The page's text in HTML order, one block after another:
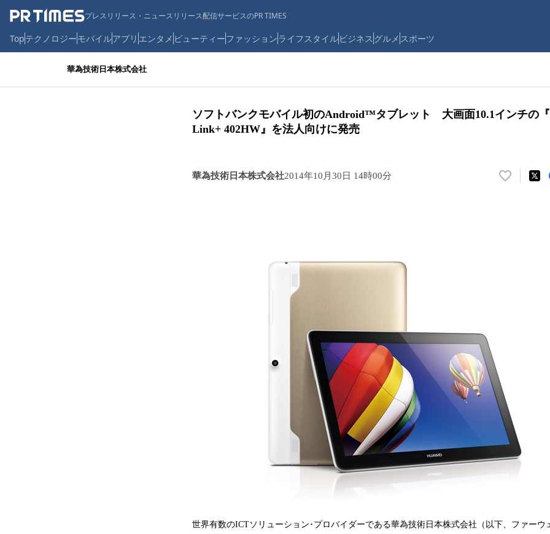
プレスリリース・ニュースリリース配信サービスのPR TIMES
Topテクノロジーモバイルアプリ エンタメ ビューティーファッションライフスタイルビジネス グルメ スポーツ
華為技術日本株式会社
ソフトバンクモバイル初のAndroid™タブレット 大画面10.1インチの『
Link+ 402HW』を法人向けに発売
華為技術日本株式会社2014年10月30日 14時00分
い
世界有数のICTソリューション･プロバイダーである華為技術日本株式会社（以下、ファーウ